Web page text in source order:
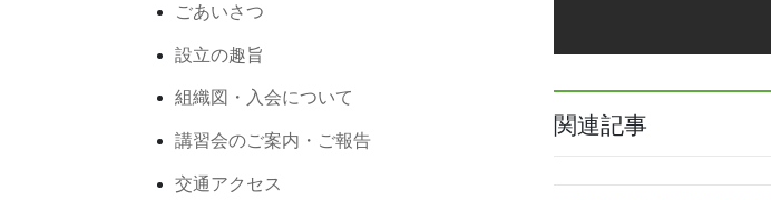
関連記事
ごあいさつ
設立の趣旨
組織図・入会について
講習会のご案内・ご報告
交通アクセス